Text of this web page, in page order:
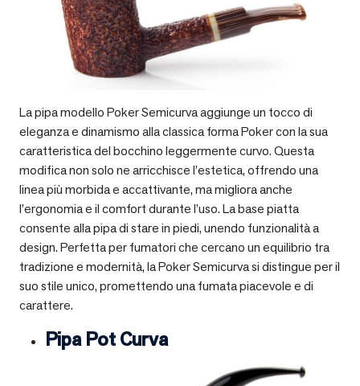
La pipa modello Poker Semicurva aggiunge un tocco di
eleganza e dinamismo alla classica forma Poker con la sua
caratteristica del bocchino leggermente curvo. Questa
modifica non solo ne arricchisce l’estetica, offrendo una
linea più morbida e accattivante, ma migliora anche
l’ergonomia e il comfort durante l’uso. La base piatta
consente alla pipa di stare in piedi, unendo funzionalità a
design. Perfetta per fumatori che cercano un equilibrio tra
tradizione e modernità, la Poker Semicurva si distingue per il
suo stile unico, promettendo una fumata piacevole e di
carattere.
Pipa Pot Curva